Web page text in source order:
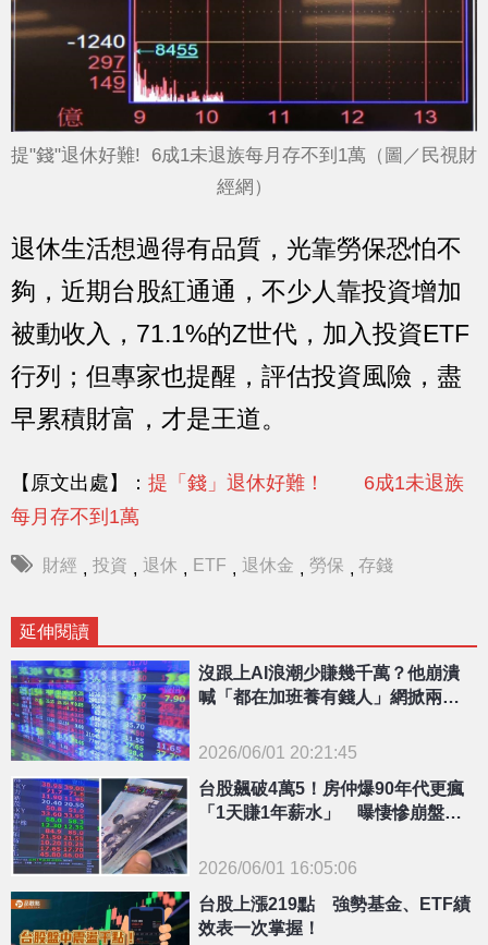
提"錢"退休好難! 6成1未退族每月存不到1萬（圖／民視財
經網）
退休生活想過得有品質，光靠勞保恐怕不
夠，近期台股紅通通，不少人靠投資增加
被動收入，71.1%的Z世代，加入投資ETF
行列；但專家也提醒，評估投資風險，盡
早累積財富，才是王道。
【原文出處】： 提「錢」退休好難！ 6成1未退族
每月存不到1萬
財經 投資 退休 ETF 退休金 勞保 存錢
延伸閱讀
沒跟上AI浪潮少賺幾千萬？他崩潰
喊「都在加班養有錢人」網掀兩派
2026/06/01 20:21:45
{PLAYICON}
台股飆破4萬5！房仲爆90年代更瘋
「1天賺1年薪水」 曝悽慘崩盤下
2026/06/01 16:05:06
台股上漲219點 強勢基金、ETF績
效表一次掌握！